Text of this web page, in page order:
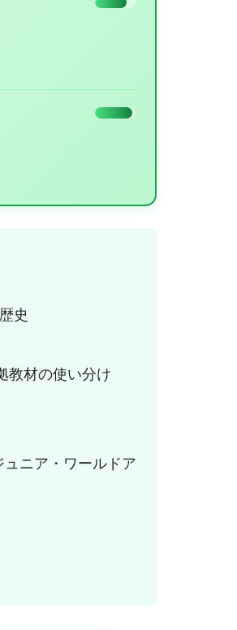
史
教材の使い分け
ニア・ワールドア